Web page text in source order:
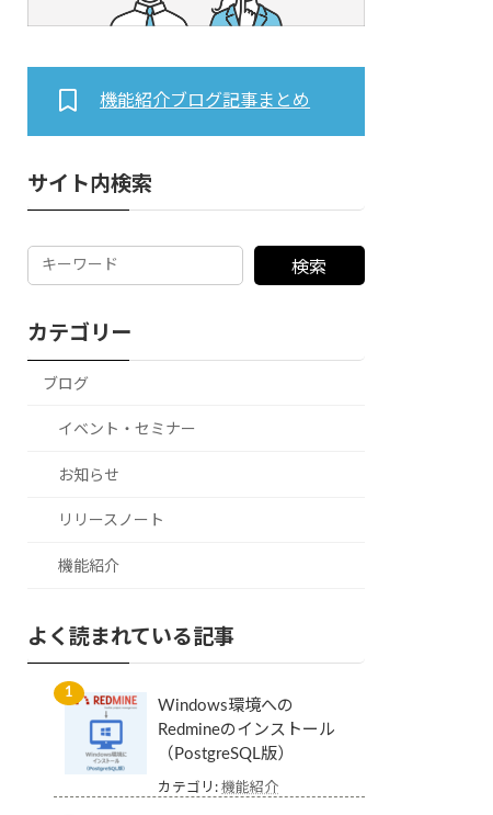
機能紹介ブログ記事まとめ
サイト内検索
検索
カテゴリー
ブログ
イベント・セミナー
お知らせ
リリースノート
機能紹介
よく読まれている記事
Windows環境への
Redmineのインストール
（PostgreSQL版）
カテゴリ:機能紹介